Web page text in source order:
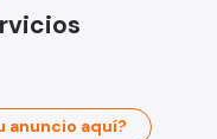
anuncio aquí?